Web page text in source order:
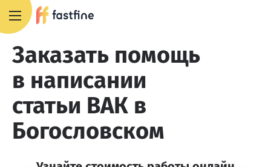
Заказать помощь
в написании
статьи ВАК в
Богословском